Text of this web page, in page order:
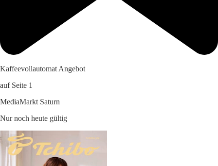
Kaffeevollautomat Angebot
auf Seite 1
MediaMarkt Saturn
Nur noch heute gültig